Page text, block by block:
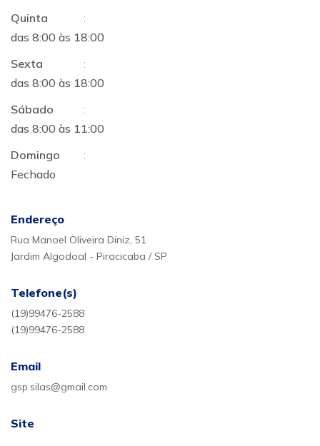
Quinta
:
das 8:00 às 18:00
Sexta
:
das 8:00 às 18:00
Sábado
:
das 8:00 às 11:00
Domingo
:
Fechado
Endereço
Rua Manoel Oliveira Diniz, 51
Jardim Algodoal - Piracicaba / SP
Telefone(s)
(19)99476-2588
(19)99476-2588
Email
gsp.silas@gmail.com
Site